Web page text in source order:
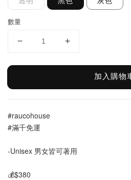
數量
加入購物
#raucohouse
#滿千免運
-Unisex 男女皆可著用
💰$380